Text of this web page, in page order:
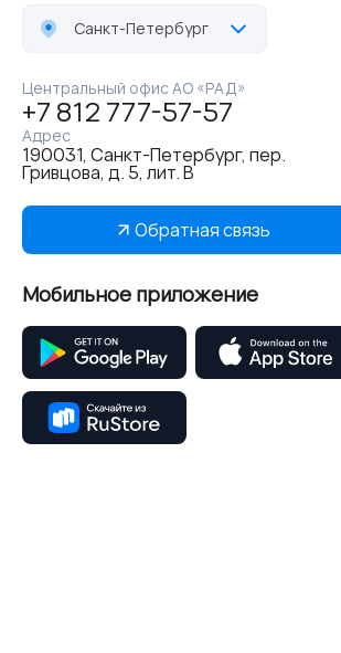
Санкт-Петербург
Центральный офис АО «РАД»
+7 812 777-57-57
Адрес
190031, Санкт-Петербург, пер.
Гривцова, д. 5, лит. В
Обратная связь
Мобильное приложение